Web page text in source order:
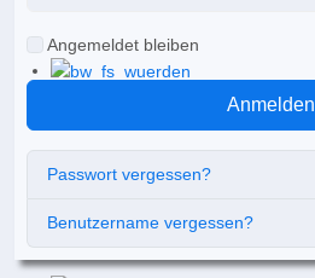
Angemeldet bleiben
Anmelden
Passwort vergessen?
Benutzername vergessen?